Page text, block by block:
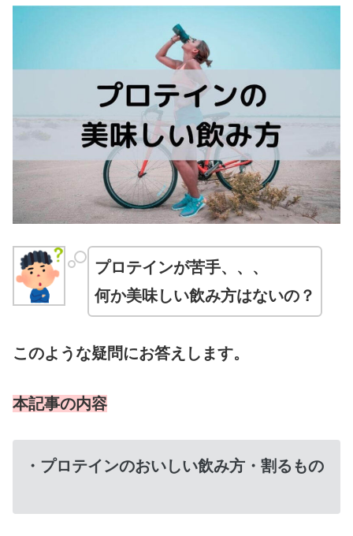
プロテインが苦手、、、
何か美味しい飲み方はないの？
このような疑問にお答えします。
本記事の内容
・プロテインのおいしい飲み方・割るもの